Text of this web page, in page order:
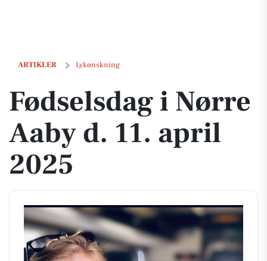
ARTIKLER Lykønskning
Fødselsdag i Nørre Aaby d. 11. april 2025
Fødselsdag i Nørre
Aaby d. 11. april
2025